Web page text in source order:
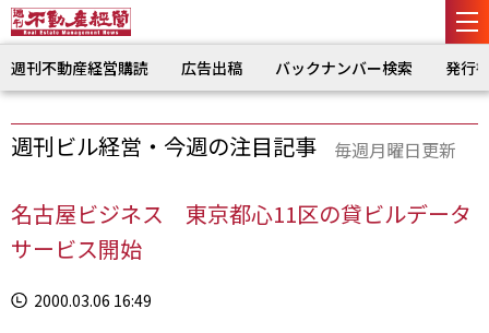
週刊不動産経営購読 広告出稿 バックナンバー検索 発行
週刊ビル経営・今週の注目記事 毎週月曜日更新
名古屋ビジネス 東京都心11区の貸ビルデータ
サービス開始
2000.03.06 16:49